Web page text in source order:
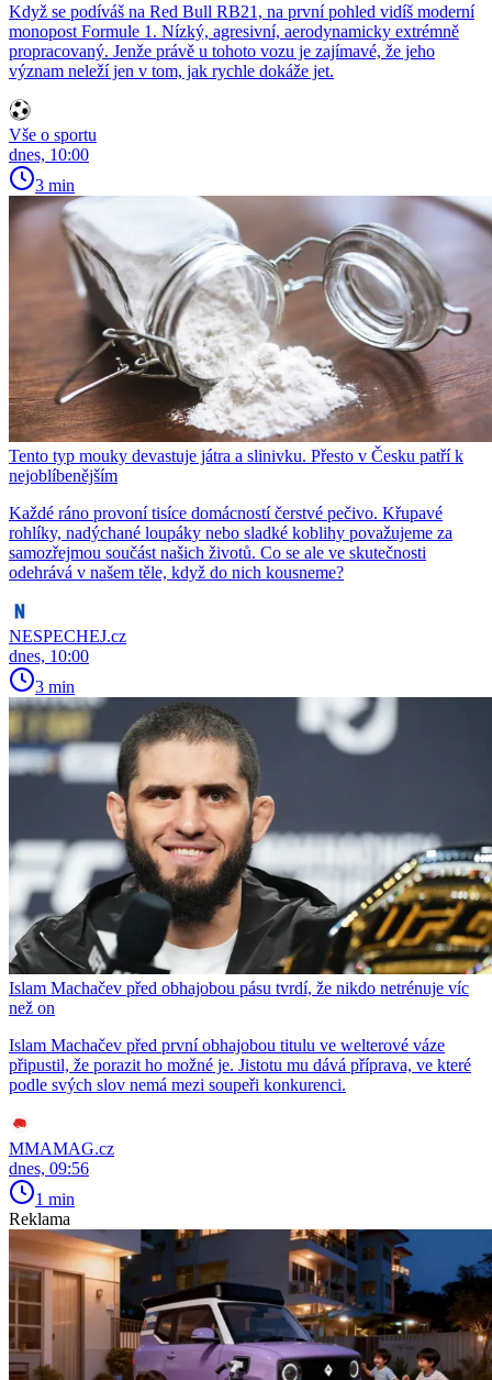
Když se podíváš na Red Bull RB21, na první pohled vidíš moderní
monopost Formule 1. Nízký, agresivní, aerodynamicky extrémně
propracovaný. Jenže právě u tohoto vozu je zajímavé, že jeho
význam neleží jen v tom, jak rychle dokáže jet.
Vše o sportu
dnes, 10:00
3 min
Tento typ mouky devastuje játra a slinivku. Přesto v Česku patří k
nejoblíbenějším
Každé ráno provoní tisíce domácností čerstvé pečivo. Křupavé
rohlíky, nadýchané loupáky nebo sladké koblihy považujeme za
samozřejmou součást našich životů. Co se ale ve skutečnosti
odehrává v našem těle, když do nich kousneme?
NESPECHEJ.cz
dnes, 10:00
3 min
Islam Machačev před obhajobou pásu tvrdí, že nikdo netrénuje víc
než on
Islam Machačev před první obhajobou titulu ve welterové váze
připustil, že porazit ho možné je. Jistotu mu dává příprava, ve které
podle svých slov nemá mezi soupeři konkurenci.
MMAMAG.cz
dnes, 09:56
1 min
Reklama